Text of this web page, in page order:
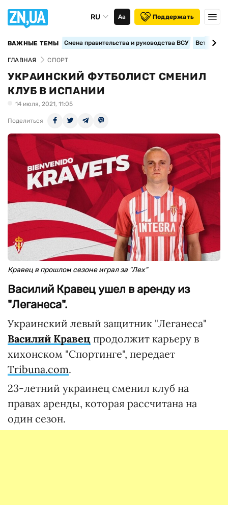
RU Аа Поддержать
ВАЖНЫЕ ТЕМЫ Смена правительства и руководства ВСУ
ГЛАВНАЯ СПОРТ
УКРАИНСКИЙ ФУТБОЛИСТ СМЕНИЛ
КЛУБ В ИСПАНИИ
14 июля, 2021, 11:05
Поделиться
Кравец в прошлом сезоне играл за "Лех"
Василий Кравец ушел в аренду из
"Леганеса".
Украинский левый защитник "Леганеса"
Василий Кравец продолжит карьеру в
хихонском "Спортинге", передает
Tribuna.com.
23-летний украинец сменил клуб на
правах аренды, которая рассчитана на
один сезон.